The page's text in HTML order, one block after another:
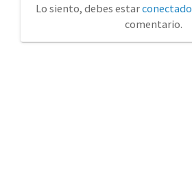
Lo siento, debes estarconectado
comentario.